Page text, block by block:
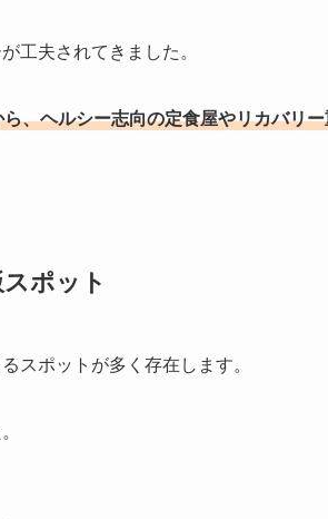
工夫されてきました。
、ヘルシー志向の定食屋やリカバリ
ポット
スポットが多く存在します。